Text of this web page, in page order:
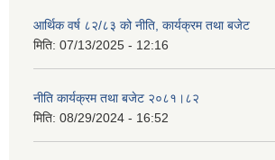
आर्थिक वर्ष ८२/८३ को नीति, कार्यक्रम तथा बजेट
मिति: 07/13/2025 - 12:16
नीति कार्यक्रम तथा बजेट २०८१।८२
मिति: 08/29/2024 - 16:52